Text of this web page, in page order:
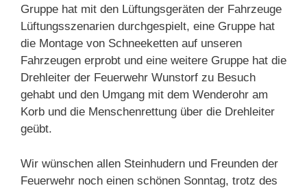
Gruppe hat mit den Lüftungsgeräten der Fahrzeuge
Lüftungsszenarien durchgespielt, eine Gruppe hat
die Montage von Schneeketten auf unseren
Fahrzeugen erprobt und eine weitere Gruppe hat die
Drehleiter der Feuerwehr Wunstorf zu Besuch
gehabt und den Umgang mit dem Wenderohr am
Korb und die Menschenrettung über die Drehleiter
geübt.
Wir wünschen allen Steinhudern und Freunden der
Feuerwehr noch einen schönen Sonntag, trotz des